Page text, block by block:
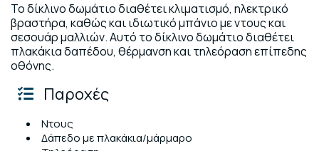
Το δίκλινο δωμάτιο διαθέτει κλιματισμό, ηλεκτρικό
βραστήρα, καθώς και ιδιωτικό μπάνιο με ντους και
σεσουάρ μαλλιών. Αυτό το δίκλινο δωμάτιο διαθέτει
πλακάκια δαπέδου, θέρμανση και τηλεόραση επίπεδης
οθόνης.
Παροχές
Ντους
Δάπεδο με πλακάκια/μάρμαρο